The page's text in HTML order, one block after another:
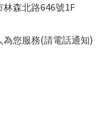
林森北路646號1F
為您服務(請電話通知)